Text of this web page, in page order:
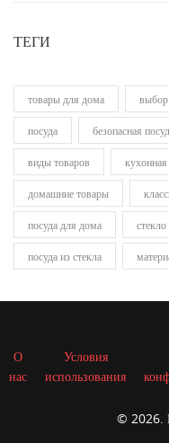
ТЕГИ
товары для дома
посуда безопасная
виды товаров кухонная
домашние товары
посуда для дома стекло
посуда из стекла
О
нас
Условия
использования
© 2026.